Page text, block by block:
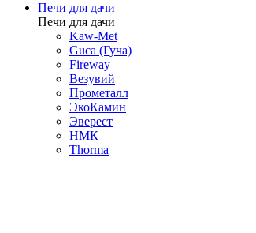
Печи для дачи
Печи для дачи
Kaw-Met
Guca (Гуча)
Fireway
Везувий
Прометалл
ЭкоКамин
Эверест
НМК
Thorma